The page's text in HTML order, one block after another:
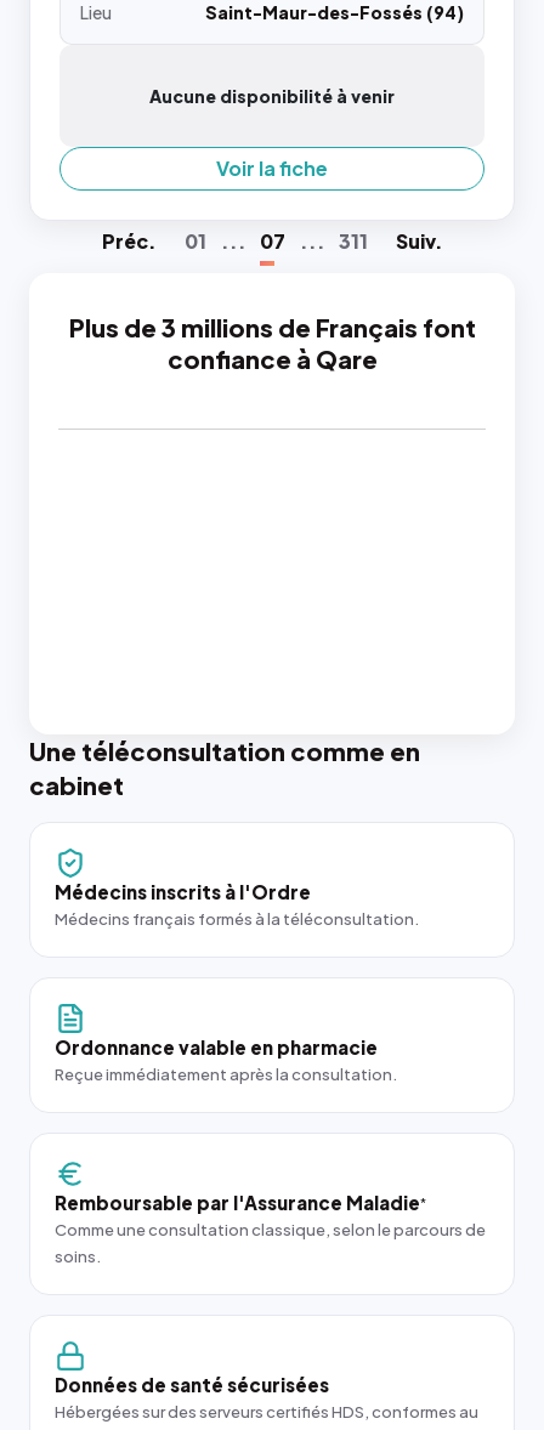
Lieu
Saint-Maur-des-Fossés (94)
Aucune disponibilité à venir
Voir la fiche
Préc. 01 ... 07 ... 311 Suiv.
Plus de 3 millions de Français font
confiance à Qare
Une téléconsultation comme en
cabinet
Médecins inscrits à l'Ordre
Médecins français formés à la téléconsultation.
Ordonnance valable en pharmacie
Reçue immédiatement après la consultation.
Remboursable par l'Assurance Maladie*
Comme une consultation classique, selon le parcours de
soins.
Données de santé sécurisées
Hébergées sur des serveurs certifiés HDS, conformes au